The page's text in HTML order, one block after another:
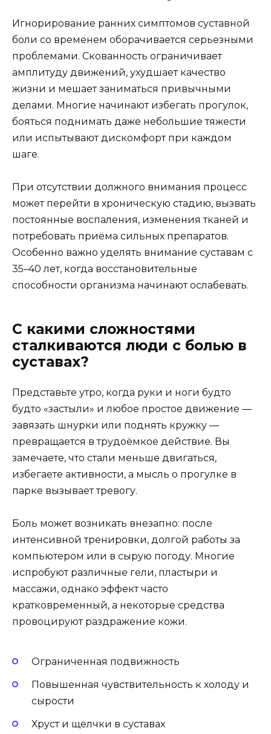
Игнорирование ранних симптомов суставной
боли со временем оборачивается серьезными
проблемами. Скованность ограничивает
амплитуду движений, ухудшает качество
жизни и мешает заниматься привычными
делами. Многие начинают избегать прогулок,
бояться поднимать даже небольшие тяжести
или испытывают дискомфорт при каждом
шаге.
При отсутствии должного внимания процесс
может перейти в хроническую стадию, вызвать
постоянные воспаления, изменения тканей и
потребовать приёма сильных препаратов.
Особенно важно уделять внимание суставам с
35–40 лет, когда восстановительные
способности организма начинают ослабевать.
С какими сложностями
сталкиваются люди с болью в
суставах?
Представьте утро, когда руки и ноги будто
будто «застыли» и любое простое движение —
завязать шнурки или поднять кружку —
превращается в трудоёмкое действие. Вы
замечаете, что стали меньше двигаться,
избегаете активности, а мысль о прогулке в
парке вызывает тревогу.
Боль может возникать внезапно: после
интенсивной тренировки, долгой работы за
компьютером или в сырую погоду. Многие
испробуют различные гели, пластыри и
массажи, однако эффект часто
кратковременный, а некоторые средства
провоцируют раздражение кожи.
Ограниченная подвижность
Повышенная чувствительность к холоду и
сырости
Хруст и щелчки в суставах